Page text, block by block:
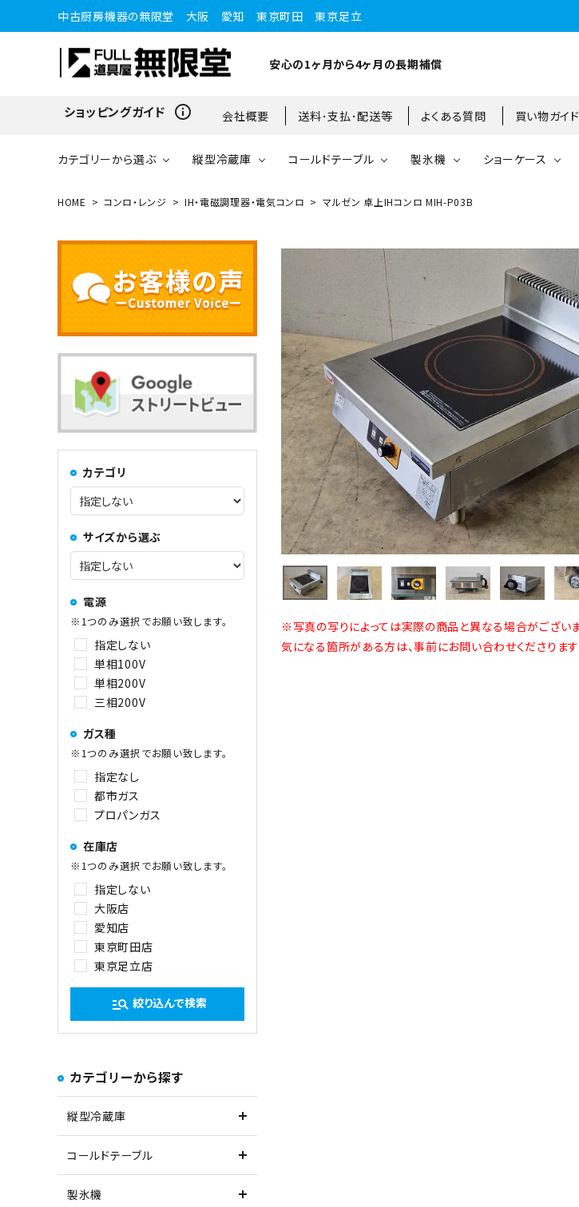
中古厨房機器の無限堂 大阪 愛知 東京町田 東京足立
安心の1ヶ月から4ヶ月の長期補償
ショッピングガイド info_outline 会社概要 送料･支払･配送等 よくある質問 買い物ガイド
カテゴリーから選ぶ
ショーケース 対面ショーケース
コンロ・レンジ 業務用オーブン
スープレンジ
コーヒーマシン関連 その他調理機器
その他
縦型冷蔵庫
ブラストチラー・ショックフ
リーザー
コールドテーブル
ドロワータイプ・他
製氷機
65kg 75kg
100kg以上 チップ・フレークアイス
ショーケース
ワインセラー・ワインクーラ
ー
ホットショーケース
HOME コンロ・レンジ IH・電磁調理器・電気コンロ マルゼン 卓上IHコンロ MIH-P03B
カテゴリ
サイズから選ぶ
電源
※1つのみ選択でお願い致します。
指定しない
単相100V
単相200V
三相200V
ガス種
※1つのみ選択でお願い致します。
指定なし
都市ガス
プロパンガス
在庫店
※1つのみ選択でお願い致します。
指定しない
大阪店
愛知店
東京町田店
東京足立店
manage_search 絞り込んで検索
カテゴリーから探す
縦型冷蔵庫
コールドテーブル
製氷機
※写真の写りによっては実際の商品と異なる場合がございま
気になる箇所がある方は、事前にお問い合わせくださります